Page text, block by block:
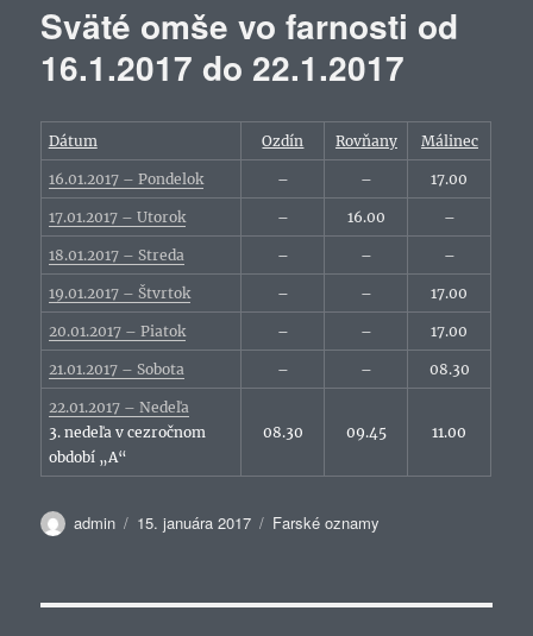
Sväté omše vo farnosti od
16.1.2017 do 22.1.2017
Dátum Ozdín Rovňany Málinec
16.01.2017 – Pondelok – – 17.00
17.01.2017 – Utorok – 16.00 –
18.01.2017 – Streda – – –
19.01.2017 – Štvrtok – – 17.00
20.01.2017 – Piatok – – 17.00
21.01.2017 – Sobota – – 08.30
22.01.2017 – Nedeľa
3. nedeľa v cezročnom
období „A“
08.30 09.45 11.00
Autor
admin Publikované
15. januára 2017 Kategórie
Farské oznamy